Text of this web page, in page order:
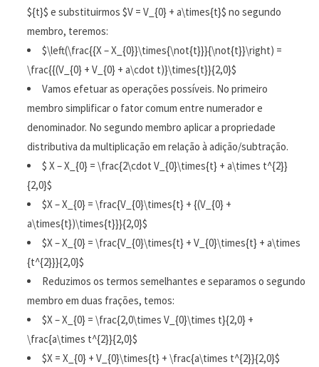
${t}$ e substituirmos $V = V_{0} + a\times{t}$ no segundo
membro, teremos:
$\left(\frac{{X – X_{0}}\times{\not{t}}}{\not{t}}\right) =
\frac{{(V_{0} + V_{0} + a\cdot t)}\times{t}}{2,0}$
Vamos efetuar as operações possíveis. No primeiro
membro simplificar o fator comum entre numerador e
denominador. No segundo membro aplicar a propriedade
distributiva da multiplicação em relação à adição/subtração.
$ X – X_{0} = \frac{2\cdot V_{0}\times{t} + a\times t^{2}}
{2,0}$
$X – X_{0} = \frac{V_{0}\times{t} + {(V_{0} +
a\times{t})\times{t}}}{2,0}$
$X – X_{0} = \frac{V_{0}\times{t} + V_{0}\times{t} + a\times
{t^{2}}}{2,0}$
Reduzimos os termos semelhantes e separamos o segundo
membro em duas frações, temos:
$X – X_{0} = \frac{2,0\times V_{0}\times t}{2,0} +
\frac{a\times t^{2}}{2,0}$
$X = X_{0} + V_{0}\times{t} + \frac{a\times t^{2}}{2,0}$